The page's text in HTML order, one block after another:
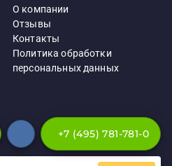
О компании
Отзывы
Контакты
Политика обработки
персональных данных
+7 (495) 781-781-0